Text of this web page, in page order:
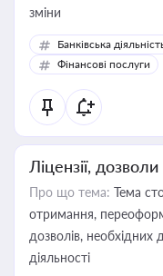
зміни
Банківська
Фінансові послуги
Ліцензії, дозволи
Про що тема: Тема
отримання,
дозволів,
діяльності